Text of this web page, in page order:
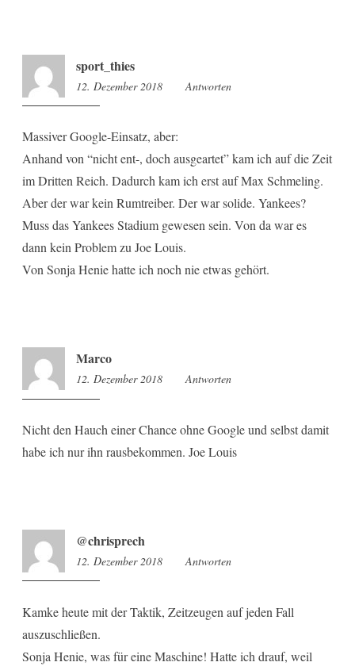
sport_thies
12. Dezember 2018 9:50
Antworten
Massiver Google-Einsatz, aber:
Anhand von “nicht ent-, doch ausgeartet” kam ich auf die Zeit
im Dritten Reich. Dadurch kam ich erst auf Max Schmeling.
Aber der war kein Rumtreiber. Der war solide. Yankees?
Muss das Yankees Stadium gewesen sein. Von da war es
dann kein Problem zu Joe Louis.
Von Sonja Henie hatte ich noch nie etwas gehört.
Marco
12. Dezember 2018 10:28
Antworten
Nicht den Hauch einer Chance ohne Google und selbst damit
habe ich nur ihn rausbekommen. Joe Louis
@chrisprech
12. Dezember 2018 10:28
Antworten
Kamke heute mit der Taktik, Zeitzeugen auf jeden Fall
auszuschließen.
Sonja Henie, was für eine Maschine! Hatte ich drauf, weil